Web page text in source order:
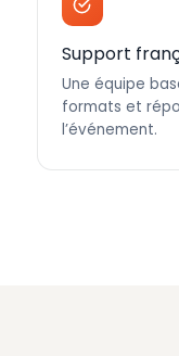
Support
Une équipe
formats et
l’événement.